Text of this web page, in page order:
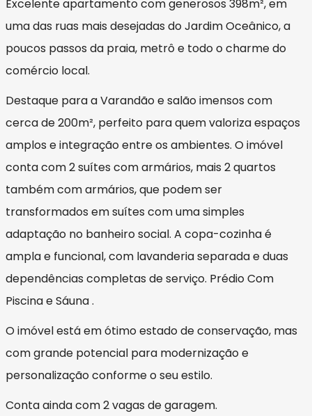
Excelente apartamento com generosos 398m², em
uma das ruas mais desejadas do Jardim Oceânico, a
poucos passos da praia, metrô e todo o charme do
comércio local.
Destaque para a Varandão e salão imensos com
cerca de 200m², perfeito para quem valoriza espaços
amplos e integração entre os ambientes. O imóvel
conta com 2 suítes com armários, mais 2 quartos
também com armários, que podem ser
transformados em suítes com uma simples
adaptação no banheiro social. A copa-cozinha é
ampla e funcional, com lavanderia separada e duas
dependências completas de serviço. Prédio Com
Piscina e Sáuna .
O imóvel está em ótimo estado de conservação, mas
com grande potencial para modernização e
personalização conforme o seu estilo.
Conta ainda com 2 vagas de garagem.